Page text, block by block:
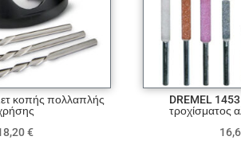
κοπής πολλαπλής
€
DREMEL
τροχίσματος